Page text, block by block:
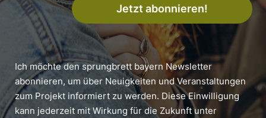
Jetzt abonnieren!
Ich möchte den sprungbrett bayern Newsletter
abonnieren, um über Neuigkeiten und Veranstaltungen
zum Projekt informiert zu werden. Diese Einwilligung
kann jederzeit mit Wirkung für die Zukunft unter